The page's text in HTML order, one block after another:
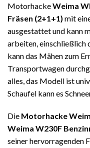
MotorhackeWeima
Fräsen (2+1+1) mit
ausgestattet und kann
arbeiten, einschließlich
kann das Mähen zum
Transportwagen
alles, das Modell ist
Schaufel kann es
Die Motorhacke
Weima W230F
seiner hervorragenden